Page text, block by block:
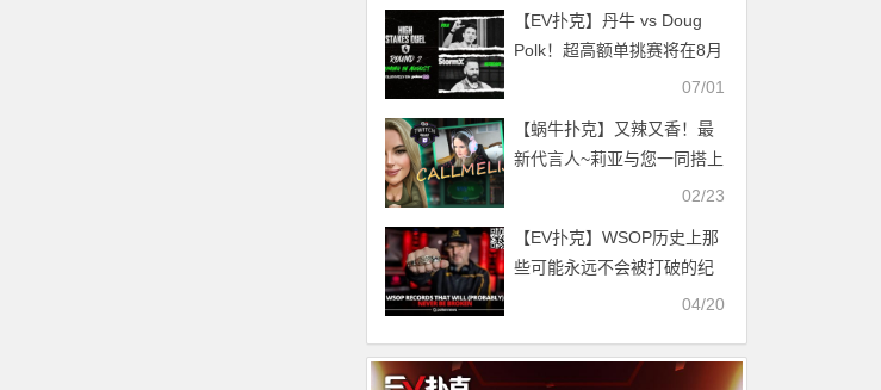
【EV扑克】丹牛 vs Doug
Polk！超高额单挑赛将在8月
07/01
【蜗牛扑克】又辣又香！最
新代言人~莉亚与您一同搭上
GG大师赛免费直通车！02/23
【EV扑克】WSOP历史上那
些可能永远不会被打破的纪
04/20